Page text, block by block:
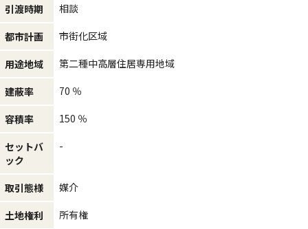
引渡時期 相談
都市計画 市街化区域
用途地域 第二種中高層住居専用地域
建蔽率 70 ％
容積率 150 ％
セットバ
ック
-
取引態様 媒介
土地権利 所有権